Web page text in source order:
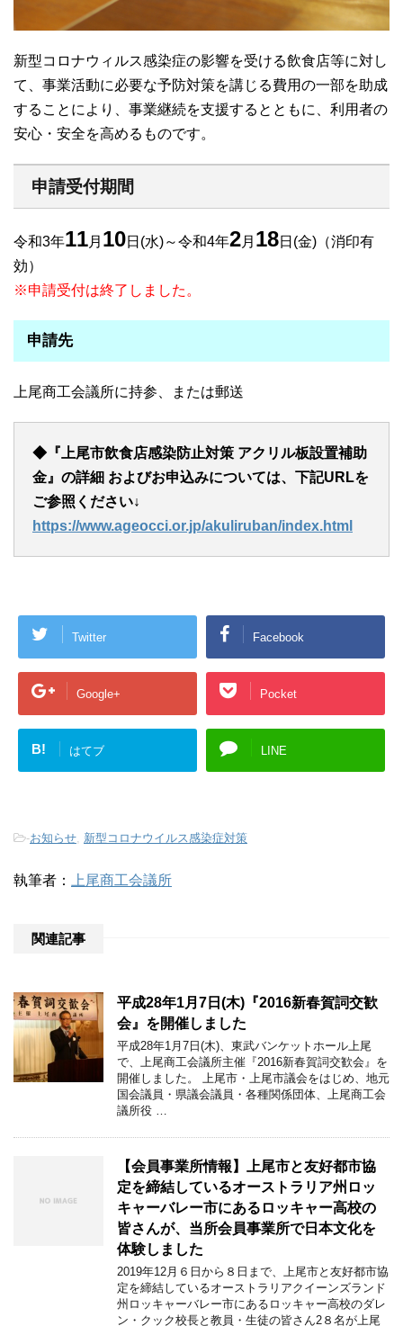
新型コロナウィルス感染症の影響を受ける飲食店等に対し
て、事業活動に必要な予防対策を講じる費用の一部を助成
することにより、事業継続を支援するとともに、利用者の
安心・安全を高めるものです。
申請受付期間
令和3年11月 10日(水)～令和4年2月 18日(金)（消印有
効）
※申請受付は終了しました。
申請先
上尾商工会議所に持参、または郵送
◆『上尾市飲食店感染防止対策 アクリル板設置補助
金』の詳細 およびお申込みについては、下記URLを
ご参照ください↓
https://www.ageocci.or.jp/akuliruban/index.html
Twitter Facebook
Google+ Pocket
B! はてブ LINE
-お知らせ, 新型コロナウイルス感染症対策
執筆者： 上尾商工会議所
関連記事
平成28年1月7日(木)『2016新春賀詞交歓
会』を開催しました
平成28年1月7日(木)、東武バンケットホール上尾
で、上尾商工会議所主催『2016新春賀詞交歓会』を
開催しました。 上尾市・上尾市議会をはじめ、地元
国会議員・県議会議員・各種関係団体、上尾商工会
議所役 …
【会員事業所情報】上尾市と友好都市協
定を締結しているオーストラリア州ロッ
キャーバレー市にあるロッキャー高校の
皆さんが、当所会員事業所で日本文化を
体験しました
2019年12月６日から８日まで、上尾市と友好都市協
定を締結しているオーストラリアクイーンズランド
州ロッキャーバレー市にあるロッキャー高校のダレ
ン・クック校長と教員・生徒の皆さん2８名が上尾